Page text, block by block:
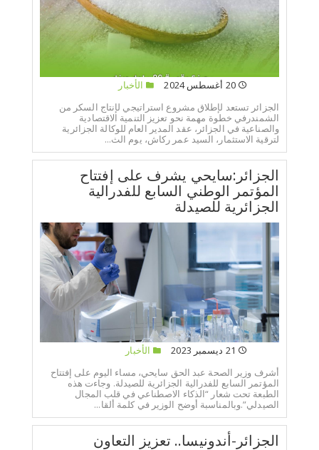
20 أغسطس 2024
الأخبار
الجزائر تستعد لإطلاق مشروع استراتيجي لإنتاج السكر من
الشمندرفي خطوة مهمة نحو تعزيز التنمية الاقتصادية
والصناعية في الجزائر، عقد المدير العام للوكالة الجزائرية
لترقية الاستثمار، السيد عمر ركاش، يوم الث...
الجزائر:سايحي يشرف على إفتتاح
المؤتمر الوطني السابع للفدرالية
الجزائرية للصيدلة
الأخبار
أشرف وزير الصحة عبد الحق سايحي، مساء اليوم على إفتتاح
المؤتمر السابع للفدرالية الجزائرية للصيدلة. وجاءت هذه
الطبعة تحت شعار “الذكاء الاصطناعي في قلب المجال
الصيدلي”.وبالمناسبة أوضح الوزير في كلمة ألقا...
الجزائر-أندونيسا.. تعزيز التعاون